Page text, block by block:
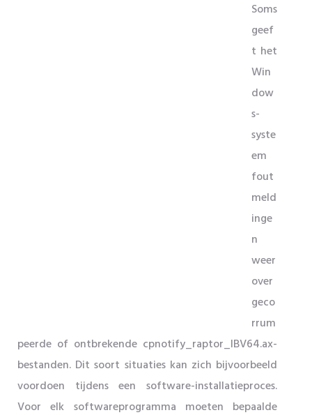
Soms
geef
t het
Win
dow
s-
syste
em
fout
meld
inge
n
weer
over
geco
rrum
peerde of ontbrekende cpnotify_raptor_IBV64.ax-
bestanden. Dit soort situaties kan zich bijvoorbeeld
voordoen tijdens een software-installatieproces.
Voor elk softwareprogramma moeten bepaalde